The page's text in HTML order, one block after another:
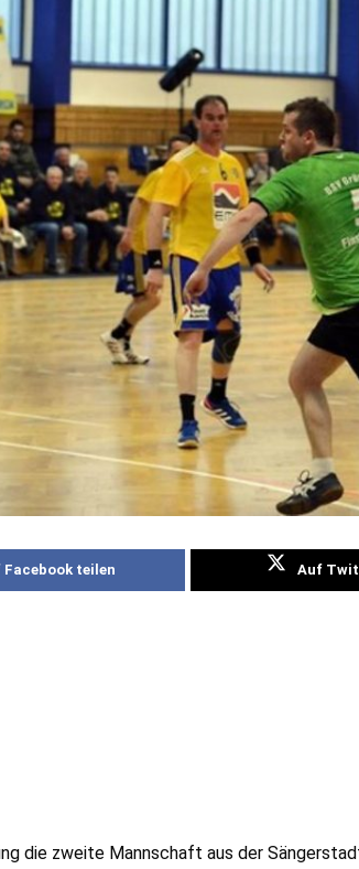
Facebook teilen Auf
die zweite Mannschaft aus der